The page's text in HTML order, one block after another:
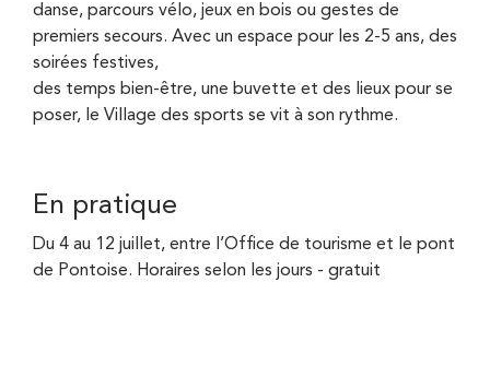
danse, parcours vélo, jeux en bois ou gestes de
premiers secours. Avec un espace pour les 2-5 ans, des
soirées festives,
des temps bien-être, une buvette et des lieux pour se
poser, le Village des sports se vit à son rythme.
En pratique
Du 4 au 12 juillet, entre l’Office de tourisme et le pont
de Pontoise. Horaires selon les jours - gratuit